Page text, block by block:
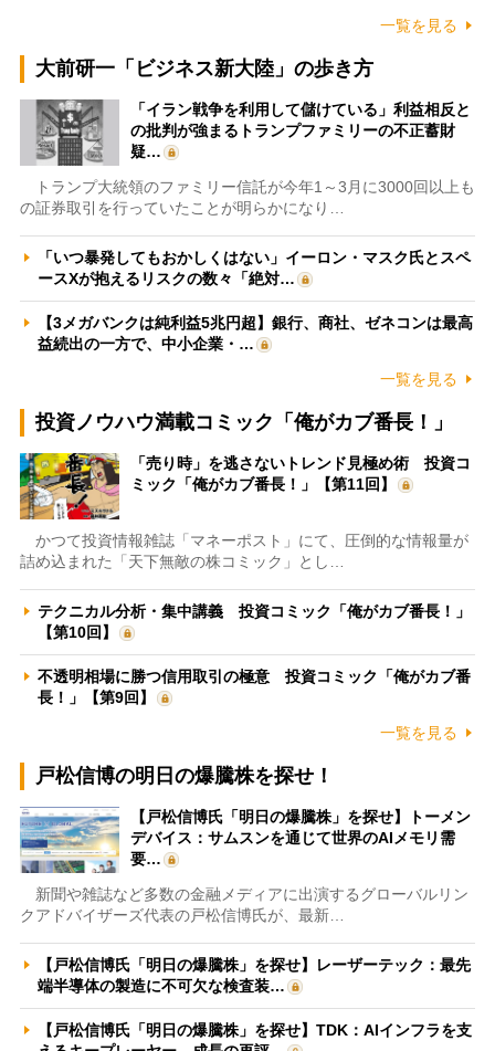
一覧を見る
大前研一「ビジネス新大陸」の歩き方
「イラン戦争を利用して儲けている」利益相反と
の批判が強まるトランプファミリーの不正蓄財
疑…
トランプ大統領のファミリー信託が今年1～3月に3000回以上も
の証券取引を行っていたことが明らかになり…
「いつ暴発してもおかしくはない」イーロン・マスク氏とスペ
ースXが抱えるリスクの数々「絶対…
【3メガバンクは純利益5兆円超】銀行、商社、ゼネコンは最高
益続出の一方で、中小企業・…
一覧を見る
投資ノウハウ満載コミック「俺がカブ番長！」
「売り時」を逃さないトレンド見極め術 投資コ
ミック「俺がカブ番長！」【第11回】
かつて投資情報雑誌「マネーポスト」にて、圧倒的な情報量が
詰め込まれた「天下無敵の株コミック」とし…
テクニカル分析・集中講義 投資コミック「俺がカブ番長！」
【第10回】
不透明相場に勝つ信用取引の極意 投資コミック「俺がカブ番
長！」【第9回】
一覧を見る
戸松信博の明日の爆騰株を探せ！
【戸松信博氏「明日の爆騰株」を探せ】トーメン
デバイス：サムスンを通じて世界のAIメモリ需
要…
新聞や雑誌など多数の金融メディアに出演するグローバルリン
クアドバイザーズ代表の戸松信博氏が、最新…
【戸松信博氏「明日の爆騰株」を探せ】レーザーテック：最先
端半導体の製造に不可欠な検査装…
【戸松信博氏「明日の爆騰株」を探せ】TDK：AIインフラを支